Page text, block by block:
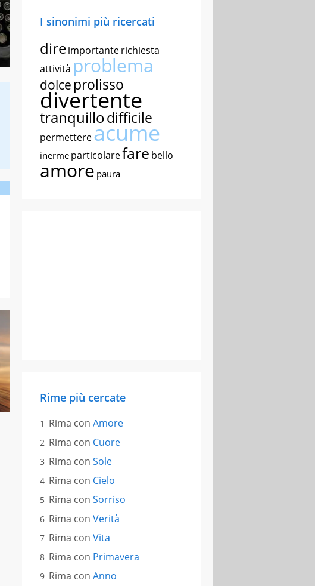
I sinonimi più ricercati
direimportanterichiesta
attività problema
dolce prolisso
divertente
tranquillodifficile
permettereacume
inerme particolarefare bello
amore paura
Rime più cercate
Rima con Amore
Rima con Cuore
Rima con Sole
Rima con Cielo
Rima con Sorriso
Rima con Verità
Rima con Vita
Rima con Primavera
Rima con Anno